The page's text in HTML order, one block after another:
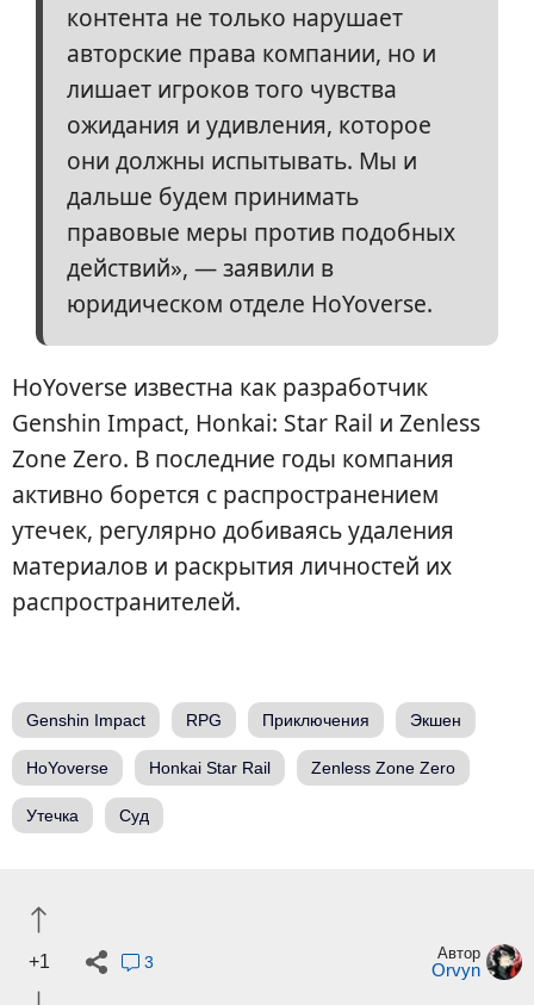
контента не только нарушает
авторские права компании, но и
лишает игроков того чувства
ожидания и удивления, которое
они должны испытывать. Мы и
дальше будем принимать
правовые меры против подобных
действий», — заявили в
юридическом отделе HoYoverse.
HoYoverse известна как разработчик
Genshin Impact, Honkai: Star Rail и Zenless
Zone Zero. В последние годы компания
активно борется с распространением
утечек, регулярно добиваясь удаления
материалов и раскрытия личностей их
распространителей.
Genshin Impact RPG Приключения Экшен
HoYoverse Honkai Star Rail Zenless Zone Zero
Утечка Суд
+1 3 Автор
Orvyn